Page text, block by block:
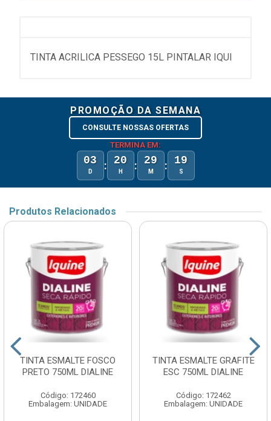
TINTA ACRILICA PESSEGO 15L PINTALAR IQUI
PROMOÇÃO DA SEMANA
CONSULTE NOSSAS OFERTAS
TERMINA EM:
03
D : 20
H : 29
M : 19
S
Produtos Relacionados
TINTA ESMALTE FOSCO
PRETO 750ML DIALINE
Código: 172460
Embalagem: UNIDADE
TINTA ESMALTE GRAFITE
ESC 750ML DIALINE
Código: 172462
Embalagem: UNIDADE